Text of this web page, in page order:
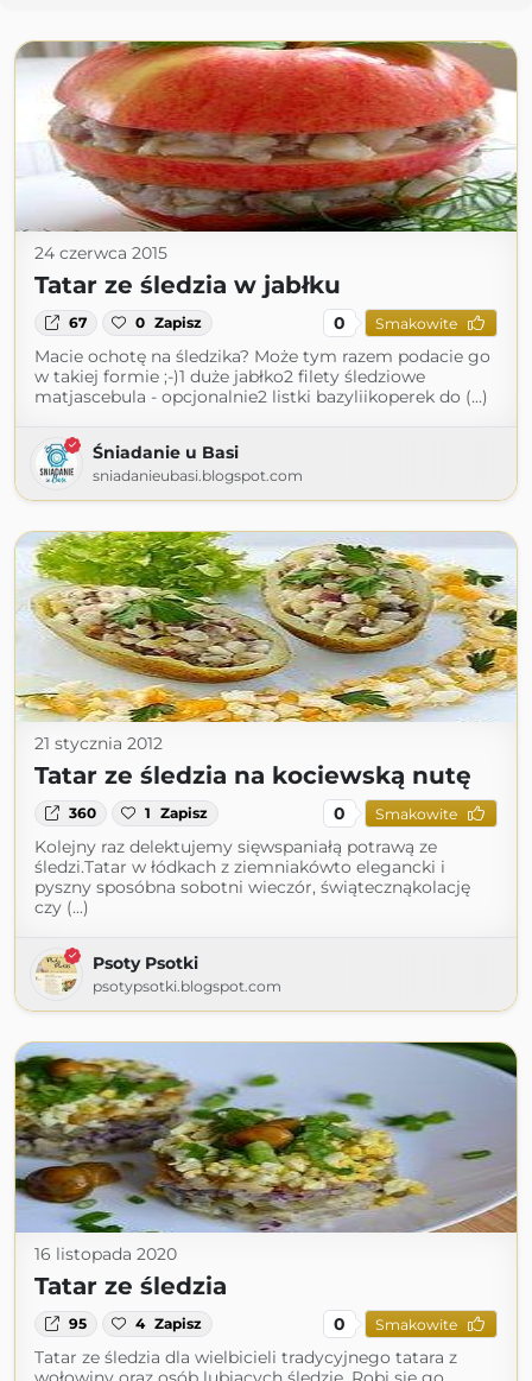
24 czerwca 2015
Tatar ze śledzia w jabłku
67 0 Zapisz 0 Smakowite
Macie ochotę na śledzika? Może tym razem podacie go
w takiej formie ;-)1 duże jabłko2 filety śledziowe
matjascebula - opcjonalnie2 listki bazyliikoperek do (...)
Śniadanie u Basi
sniadanieubasi.blogspot.com
21 stycznia 2012
Tatar ze śledzia na kociewską nutę
360 1 Zapisz 0 Smakowite
Kolejny raz delektujemy sięwspaniałą potrawą ze
śledzi.Tatar w łódkach z ziemniakówto elegancki i
pyszny sposóbna sobotni wieczór, świątecznąkolację
czy (...)
Psoty Psotki
psotypsotki.blogspot.com
16 listopada 2020
Tatar ze śledzia
95 4 Zapisz 0 Smakowite
Tatar ze śledzia dla wielbicieli tradycyjnego tatara z